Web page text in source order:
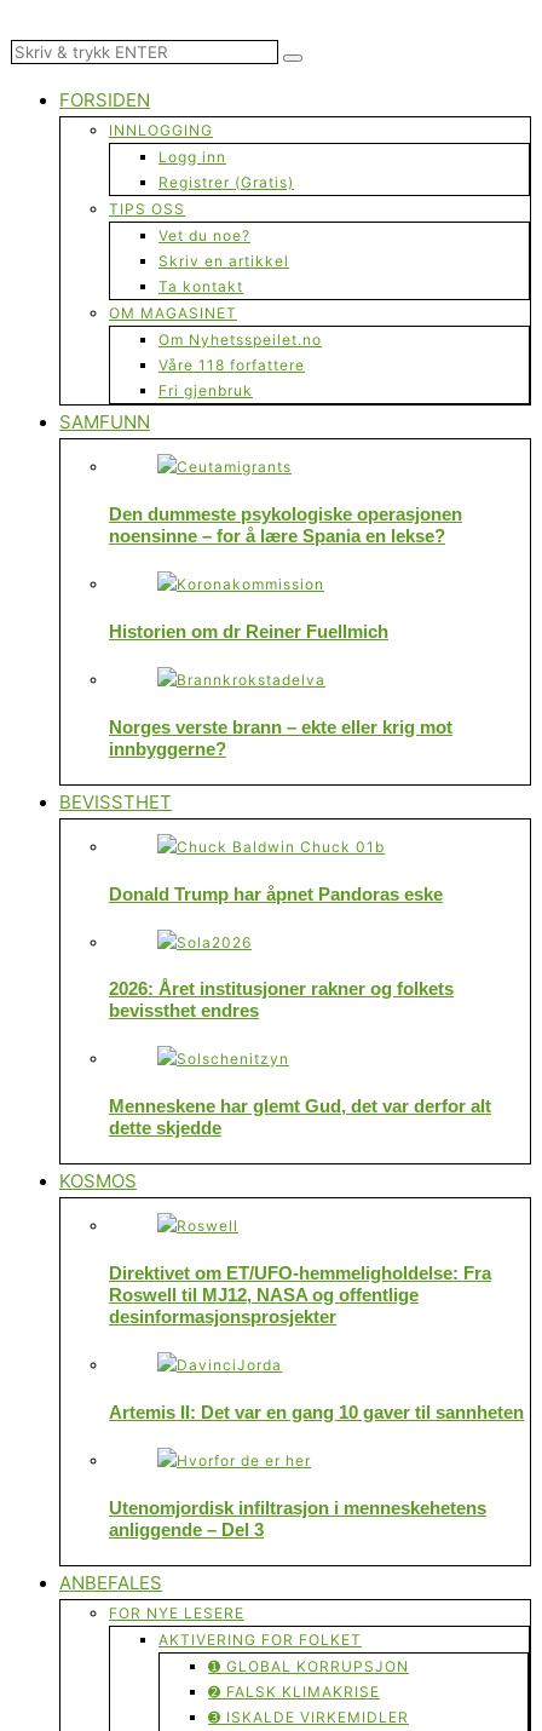
FORSIDEN
INNLOGGING
Logg inn
Registrer (Gratis)
TIPS OSS
Vet du noe?
Skriv en artikkel
Ta kontakt
OM MAGASINET
Om Nyhetsspeilet.no
Våre 118 forfattere
Fri gjenbruk
SAMFUNN
Den dummeste psykologiske operasjonen
noensinne – for å lære Spania en lekse?
Historien om dr Reiner Fuellmich
Norges verste brann – ekte eller krig mot
innbyggerne?
BEVISSTHET
Donald Trump har åpnet Pandoras eske
2026: Året institusjoner rakner og folkets
bevissthet endres
Menneskene har glemt Gud, det var derfor alt
dette skjedde
KOSMOS
Direktivet om ET/UFO-hemmeligholdelse: Fra
Roswell til MJ12, NASA og offentlige
desinformasjonsprosjekter
Artemis II: Det var en gang 10 gaver til sannheten
Utenomjordisk infiltrasjon i menneskehetens
anliggende – Del 3
ANBEFALES
FOR NYE LESERE
AKTIVERING FOR FOLKET
➊ GLOBAL KORRUPSJON
➋ FALSK KLIMAKRISE
➌ ISKALDE VIRKEMIDLER